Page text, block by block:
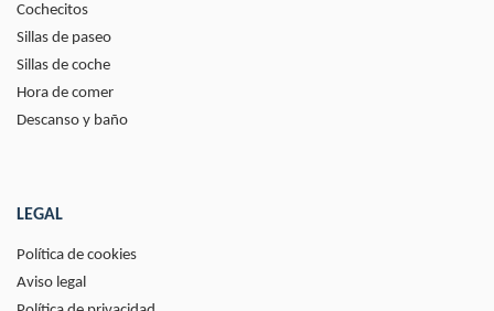
Cochecitos
Sillas de paseo
Sillas de coche
Hora de comer
Descanso y baño
LEGAL
Política de cookies
Aviso legal